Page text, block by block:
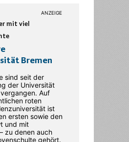
mit viel
Bremen
sind seit der
der Universität
Auf
roten
ist
ersten sowie den
und mit
zu denen auch
gehört.